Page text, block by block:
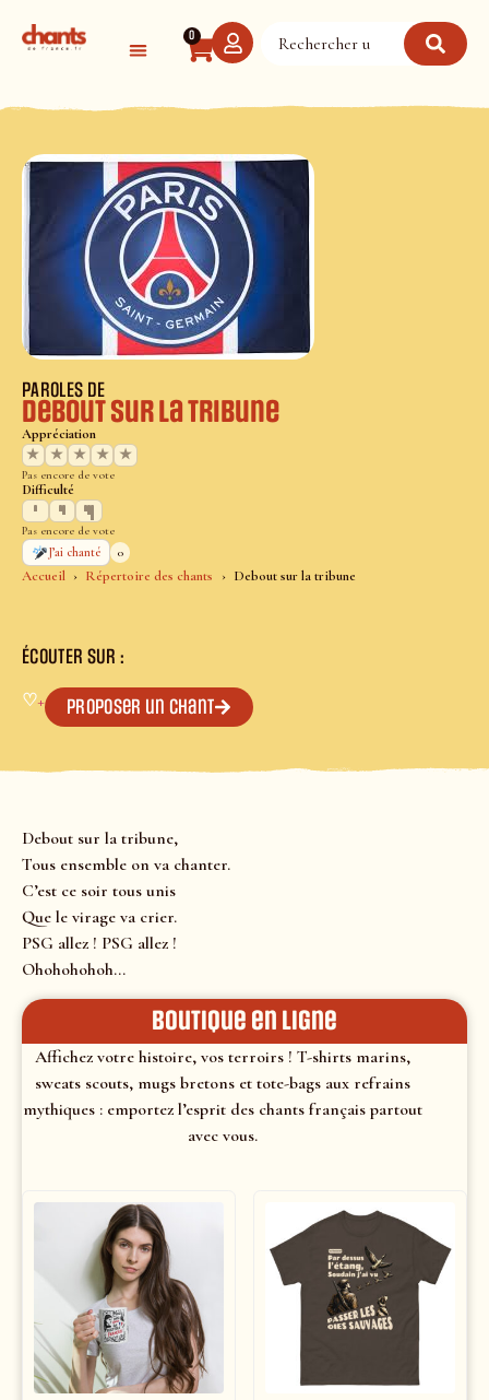
0
Accueil Répertoire des chants Debout sur la tribune
PAROLES DE
Debout sur la tribune
Appréciation
★
★ ★ ★ ★
Pas encore de vote
Difficulté
Pas encore de vote
J’ai chanté
0
ÉCOUTER SUR :
♡+ Proposer un chant
Debout sur la tribune,
Tous ensemble on va chanter.
C’est ce soir tous unis
Que le virage va crier.
PSG allez ! PSG allez !
Ohohohohoh…
Boutique en ligne
Affichez votre histoire, vos terroirs ! T-shirts marins,
sweats scouts, mugs bretons et tote-bags aux refrains
mythiques : emportez l’esprit des chants français partout
avec vous.